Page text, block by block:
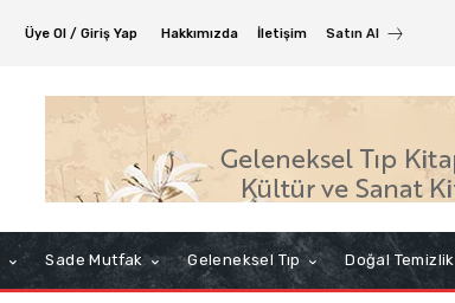
Üye Ol / Giriş Yap Hakkımızda İletişim Satın Al
Sade Mutfak Geleneksel Tıp Doğal Temizlik